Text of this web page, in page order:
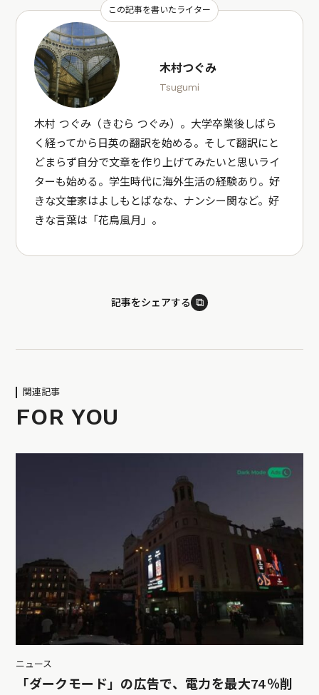
この記事を書いたライター
木村つぐみ
Tsugumi
木村 つぐみ（きむら つぐみ）。大学卒業後しばら
く経ってから日英の翻訳を始める。そして翻訳にと
どまらず自分で文章を作り上げてみたいと思いライ
ターも始める。学生時代に海外生活の経験あり。好
きな文筆家はよしもとばなな、ナンシー関など。好
きな言葉は「花鳥風月」。
記事をシェアする ⧉
関連記事
FOR YOU
ニュース
「ダークモード」の広告で、電力を最大74％削